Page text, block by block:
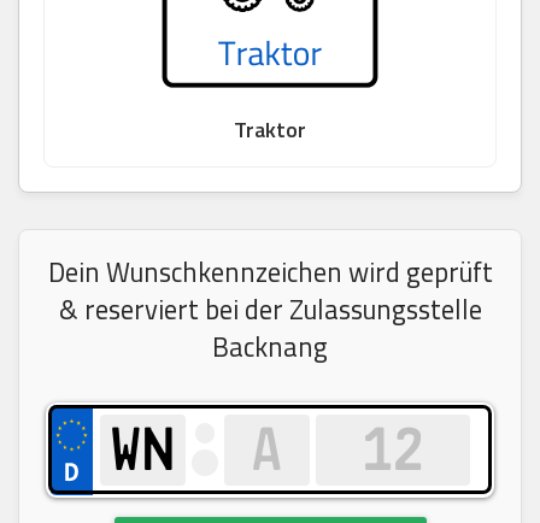
Traktor
Dein Wunschkennzeichen wird geprüft
& reserviert bei der Zulassungsstelle
Backnang